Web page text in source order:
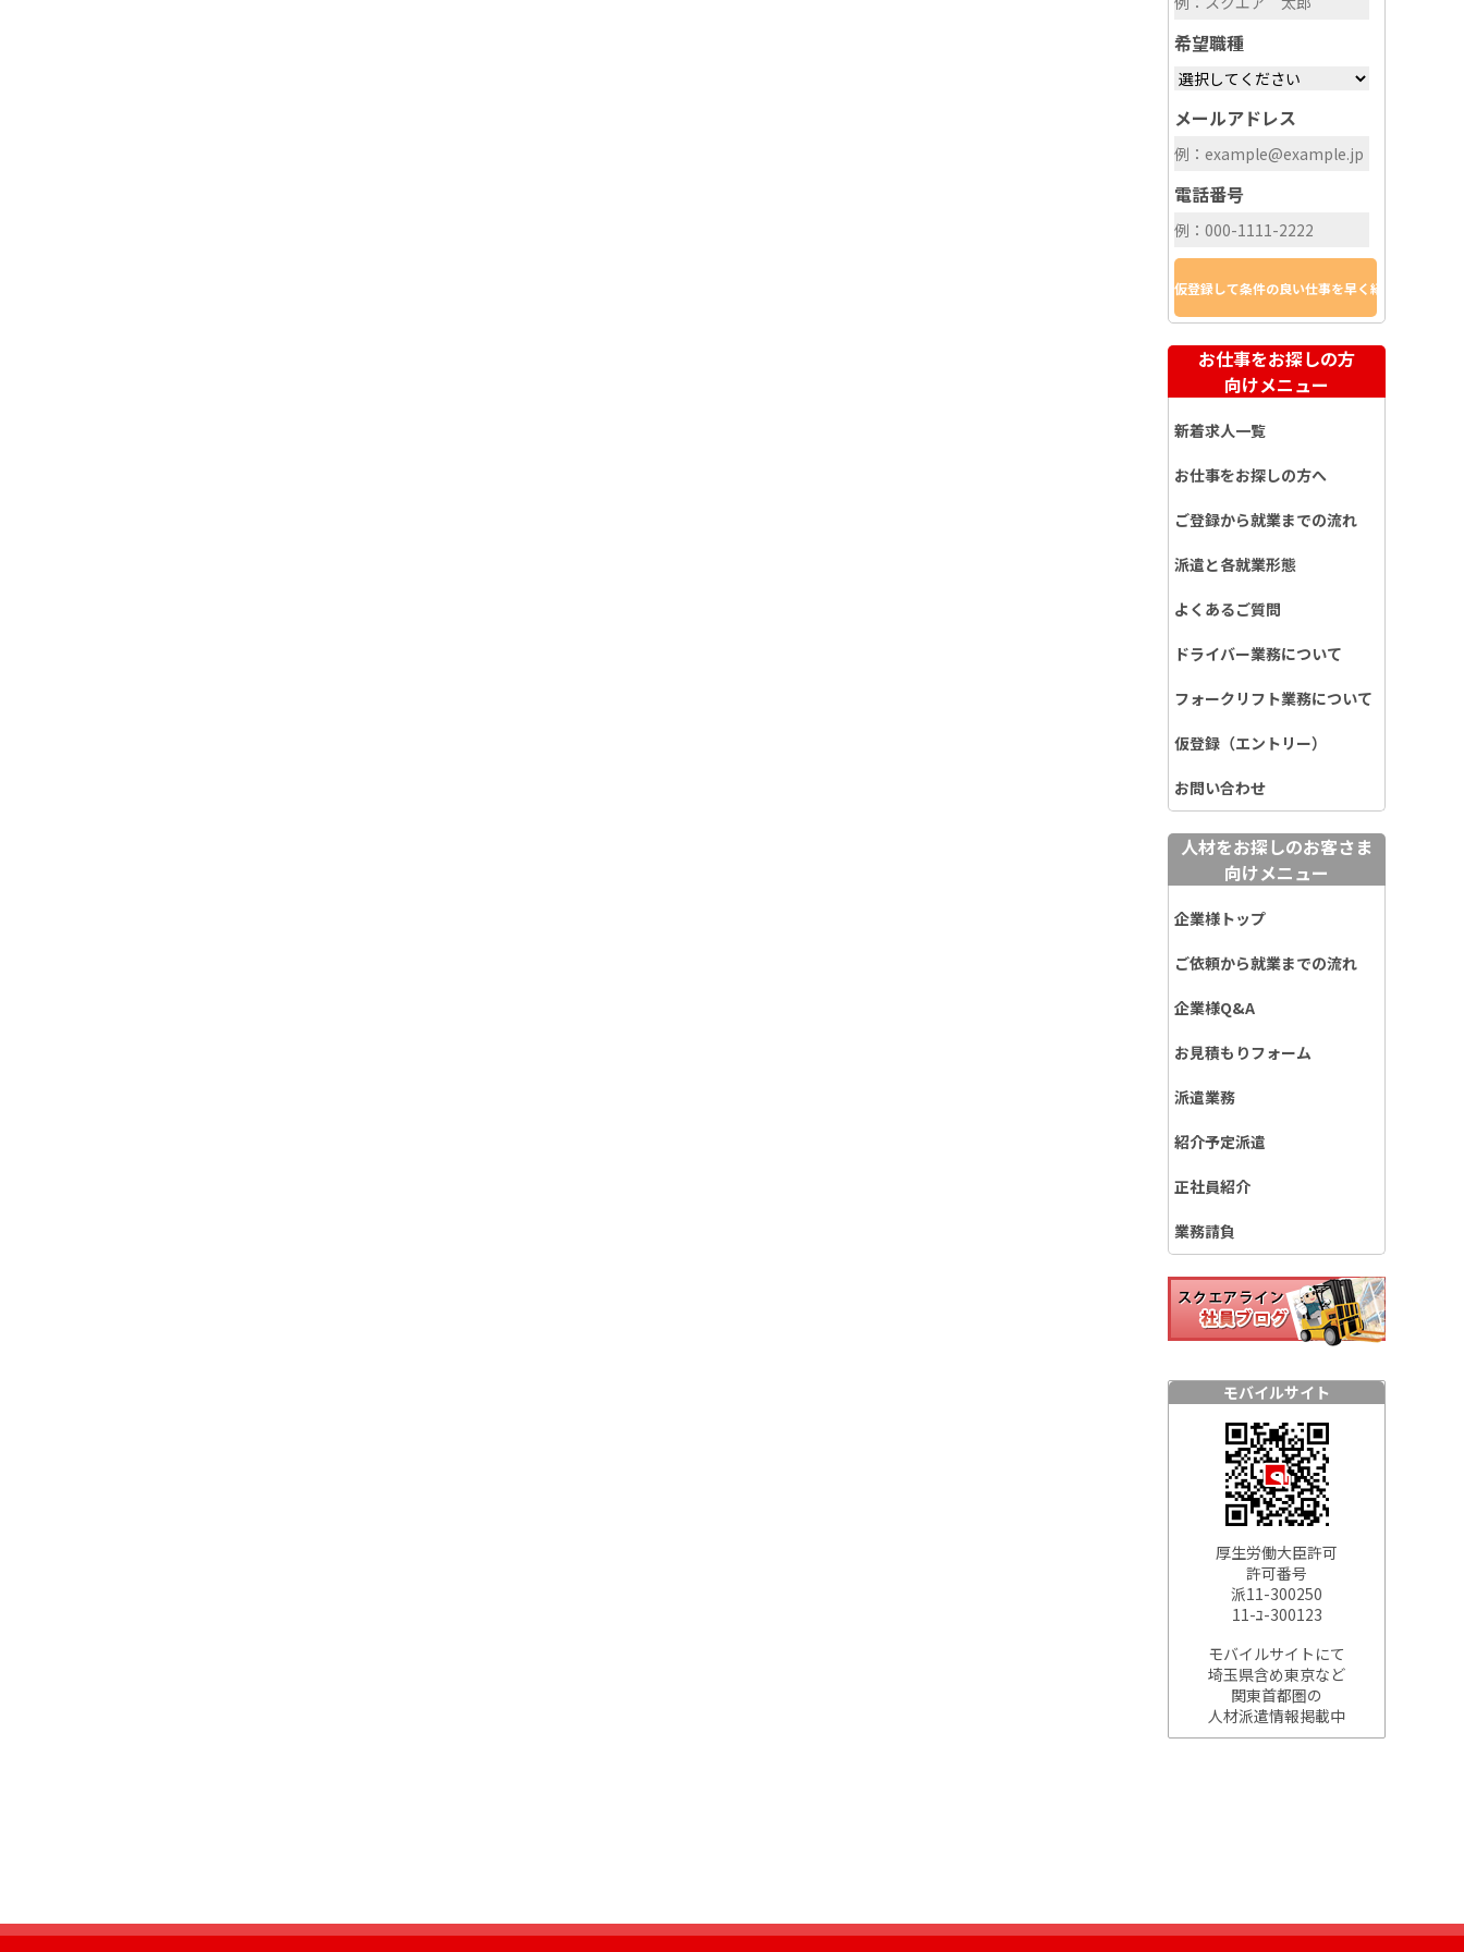
希望職種
メールアドレス
電話番号
お仕事をお探しの方
向けメニュー
新着求人一覧
お仕事をお探しの方へ
ご登録から就業までの流れ
派遣と各就業形態
よくあるご質問
ドライバー業務について
フォークリフト業務について
仮登録（エントリー）
お問い合わせ
人材をお探しのお客さま
向けメニュー
企業様トップ
ご依頼から就業までの流れ
企業様Q&A
お見積もりフォーム
派遣業務
紹介予定派遣
正社員紹介
業務請負
モバイルサイト
厚生労働大臣許可
許可番号
派11-300250
11-ﾕ-300123
モバイルサイトにて
埼玉県含め東京など
関東首都圏の
人材派遣情報掲載中